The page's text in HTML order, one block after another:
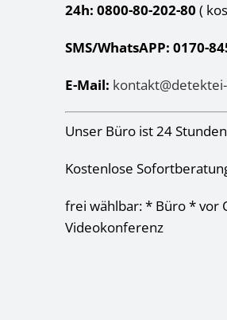
24h: 0800-80-202-80 (
SMS/WhatsAPP: 0170-
E-Mail:
Unser Büro ist 24
Kostenlose
frei wählbar: * Büro * vor
Videokonferenz